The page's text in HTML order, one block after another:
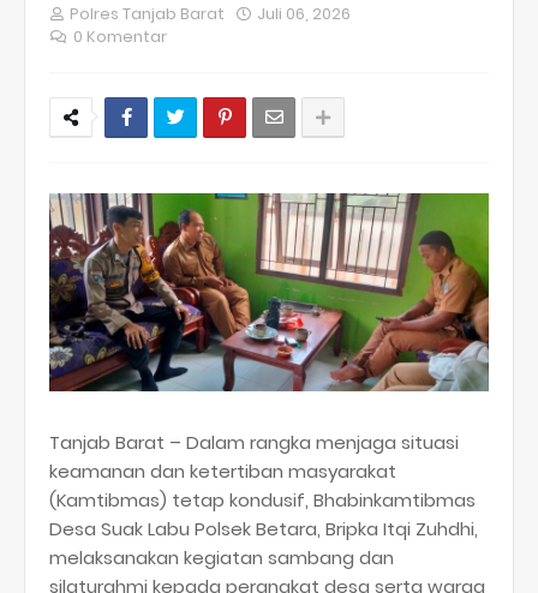
Polres Tanjab Barat
Juli 06, 2026
0 Komentar
Tanjab Barat – Dalam rangka menjaga situasi
keamanan dan ketertiban masyarakat
(Kamtibmas) tetap kondusif, Bhabinkamtibmas
Desa Suak Labu Polsek Betara, Bripka Itqi Zuhdhi,
melaksanakan kegiatan sambang dan
silaturahmi kepada perangkat desa serta warga